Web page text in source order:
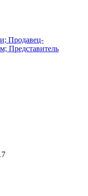
Продавец-
Представитель